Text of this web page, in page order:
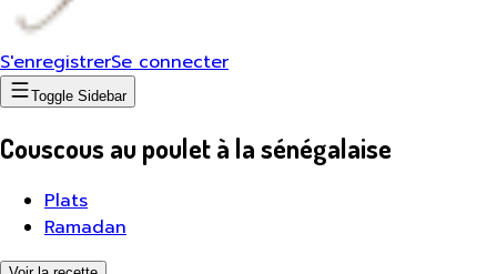
S'enregistrerSe connecter
Toggle Sidebar
Couscous au poulet à la sénégalaise
Plats
Ramadan